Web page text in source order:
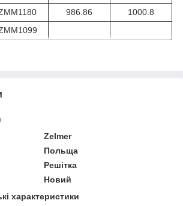
986.86
1000.8
Zelmer
Польща
Решітка
Новий
характеристики